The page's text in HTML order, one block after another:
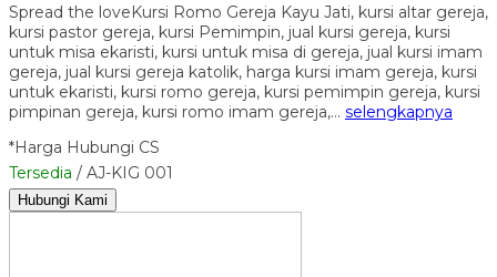
Spread the loveKursi Romo Gereja Kayu Jati, kursi altar gereja,
kursi pastor gereja, kursi Pemimpin, jual kursi gereja, kursi
untuk misa ekaristi, kursi untuk misa di gereja, jual kursi imam
gereja, jual kursi gereja katolik, harga kursi imam gereja, kursi
untuk ekaristi, kursi romo gereja, kursi pemimpin gereja, kursi
pimpinan gereja, kursi romo imam gereja,… selengkapnya
*Harga Hubungi CS
Tersedia / AJ-KIG 001
Hubungi Kami